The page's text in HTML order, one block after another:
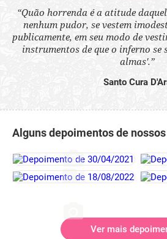
“Quão horrenda é a atitude
nenhum pudor, se vestem
publicamente, em seu modo de
instrumentos de que o inferno se
almas'.”
Santo Cura
Alguns depoimentos de
Ver mais